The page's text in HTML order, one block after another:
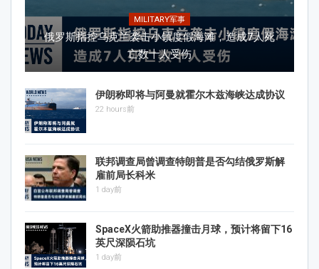
MILITARY军事
俄罗斯指控乌克兰袭击小镇度假海滩，造成7人死
亡数十人受伤
伊朗称即将与阿曼就霍尔木兹海峡达成协议
22 hours前
联邦调查局曾调查特朗普是否勾结俄罗斯解
雇前局长科米
1 day前
SpaceX火箭助推器撞击月球，预计将留下16
英尺深陨石坑
1 day前